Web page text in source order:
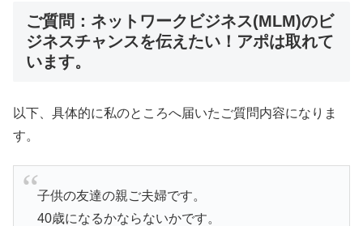
ご質問：ネットワークビジネス(MLM)のビ
ジネスチャンスを伝えたい！アポは取れて
います。
以下、具体的に私のところへ届いたご質問内容になりま
す。
子供の友達の親ご夫婦です。
40歳になるかならないかです。